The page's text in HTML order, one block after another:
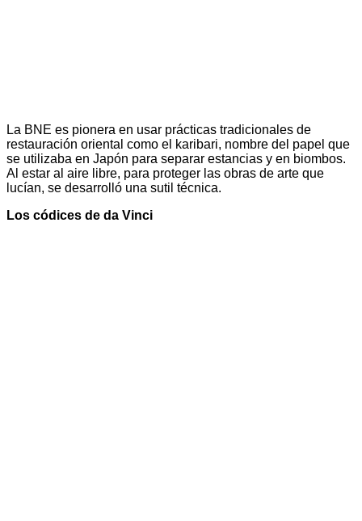
La BNE es pionera en usar prácticas tradicionales de
restauración oriental como el karibari, nombre del papel que
se utilizaba en Japón para separar estancias y en biombos.
Al estar al aire libre, para proteger las obras de arte que
lucían, se desarrolló una sutil técnica.
Los códices de da Vinci